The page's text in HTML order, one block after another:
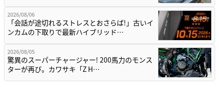
2026/08/06
「会話が途切れるストレスとおさらば!」古いイ
ンカムの下取りで最新ハイブリッド…
2026/08/05
驚異のスーパーチャージャー! 200馬力のモンス
ターが再び。カワサキ「Z H…